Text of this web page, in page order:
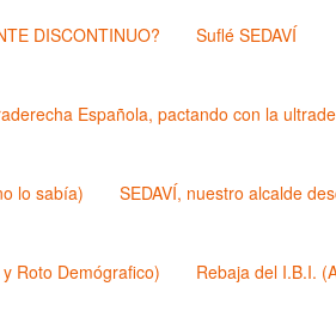
DISCONTINUO? Suflé SEDAVÍ
Española, pactando con la
lo sabía) SEDAVÍ, nuestro alcalde
Roto Demógrafico) Rebaja del I.B.I.